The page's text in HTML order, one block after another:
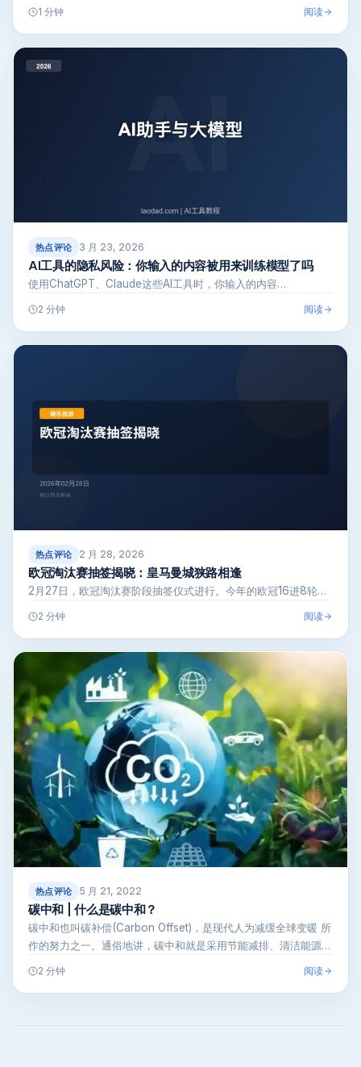
1 分钟 阅读
热点评论 3 月 23, 2026
AI工具的隐私风险：你输入的内容被用来训练模型了吗
使用ChatGPT、Claude这些AI工具时，你输入的内容…
2 分钟 阅读
热点评论 2 月 28, 2026
欧冠淘汰赛抽签揭晓：皇马曼城狭路相逢
2月27日，欧冠淘汰赛阶段抽签仪式进行。今年的欧冠16进8轮…
2 分钟 阅读
热点评论 5 月 21, 2022
碳中和 | 什么是碳中和？
碳中和也叫碳补偿(Carbon Offset)，是现代人为减缓全球变暖 所
作的努力之一。通俗地讲，碳中和就是采用节能减排、清洁能源…
2 分钟 阅读